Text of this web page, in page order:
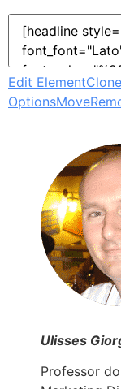
Edit Element
OptionsMove
Ulisses
Professor